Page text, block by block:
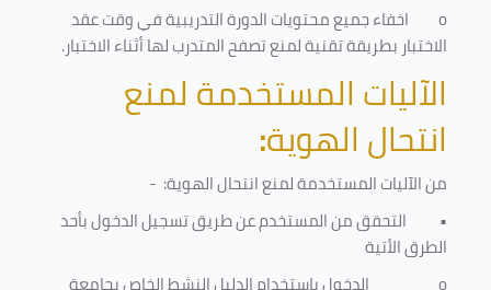
o
اخفاء جميع محتويات الدورة التدريبية في وقت عقد
الاختبار بطريقة تقنية لمنع تصفح المتدرب لها أثناء الاختبار.
الآليات المستخدمة لمنع
انتحال الهوية:
من الآليات المستخدمة لمنعانتحال الهوية: -
• التحقق من المستخدم عن طريق تسجيل الدخول بأحد
الطرق الأتية